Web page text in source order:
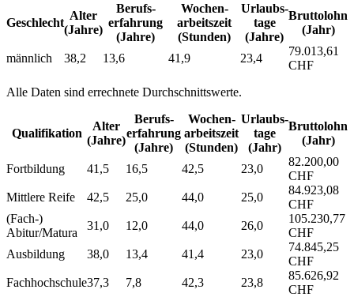
Geschlecht
Alter
(Jahre)
Berufs­
erfahrung
(Jahre)
Wochen­
arbeitszeit
(Stunden)
Urlaubs­
tage
(Jahre)
Bruttolohn
(Jahr)
männlich 38,2 13,6 41,9 23,4
79.013,61
CHF
Alle Daten sind errechnete Durchschnittswerte.
Qualifikation
Alter
(Jahre)
Berufs­
erfahrung
(Jahre)
Wochen­
arbeitszeit
(Stunden)
Urlaubs­
tage
(Jahr)
Bruttolohn
(Jahr)
Fortbildung 41,5 16,5 42,5 23,0
82.200,00
CHF
Mittlere Reife
42,5 25,0 44,0 25,0
84.923,08
CHF
(Fach-)
Abitur/Matura
31,0 12,0 44,0 26,0
105.230,77
CHF
Ausbildung
38,0 13,4 41,4 23,0
74.845,25
CHF
Fachhochschule37,3 7,8 42,3 23,8
85.626,92
CHF